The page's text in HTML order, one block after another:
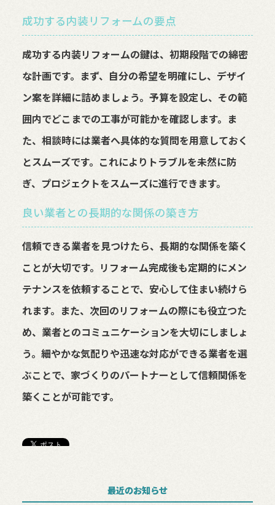
成功する内装リフォームの要点
成功する内装リフォームの鍵は、初期段階での綿密
な計画です。まず、自分の希望を明確にし、デザイ
ン案を詳細に詰めましょう。予算を設定し、その範
囲内でどこまでの工事が可能かを確認します。ま
た、相談時には業者へ具体的な質問を用意しておく
とスムーズです。これによりトラブルを未然に防
ぎ、プロジェクトをスムーズに進行できます。
良い業者との長期的な関係の築き方
信頼できる業者を見つけたら、長期的な関係を築く
ことが大切です。リフォーム完成後も定期的にメン
テナンスを依頼することで、安心して住まい続けら
れます。また、次回のリフォームの際にも役立つた
め、業者とのコミュニケーションを大切にしましょ
う。細やかな気配りや迅速な対応ができる業者を選
ぶことで、家づくりのパートナーとして信頼関係を
築くことが可能です。
最近のお知らせ